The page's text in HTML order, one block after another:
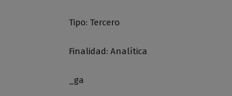
Tipo: Tercero
Finalidad: Analítica
_ga